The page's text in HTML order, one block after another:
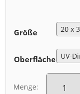
Größe
Oberfläche
Menge:
Alu-
Dibond